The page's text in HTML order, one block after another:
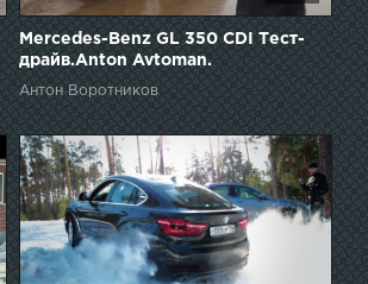
Mercedes-Benz GL 350 CDI Тест-
драйв.Anton Avtoman.
Антон Воротников